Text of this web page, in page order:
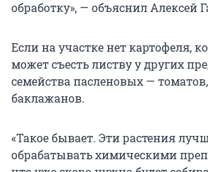
обработку», — объяснил Алексей
Если на участке нет картофеля,
может съесть листву у других
семейства пасленовых —
баклажанов.
«Такое бывает. Эти растения
обрабатывать химическими